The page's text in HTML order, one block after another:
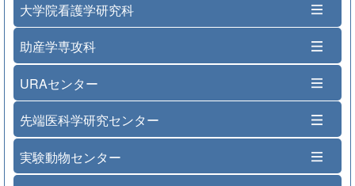
大学院看護学研究科
助産学専攻科
URAセンター
先端医科学研究センター
実験動物センター